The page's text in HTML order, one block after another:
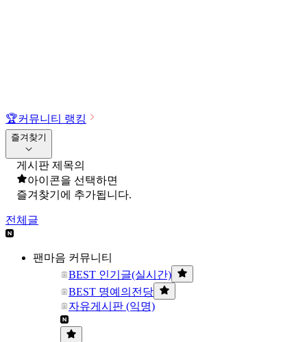
🏆커뮤니티 랭킹
즐겨찾기
게시판 제목의
아이콘을 선택하면
즐겨찾기에 추가됩니다.
전체글
팬마음 커뮤니티
BEST 인기글(실시간)
BEST 명예의전당
자유게시판 (익명)